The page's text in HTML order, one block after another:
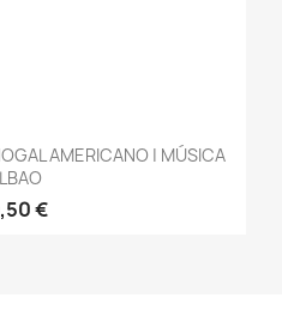
AMERICANO | MÚSICA
€